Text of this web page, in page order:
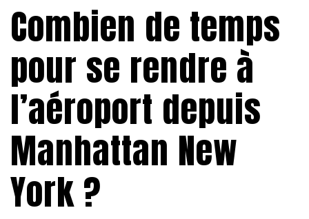
Combien de temps
pour se rendre à
l’aéroport depuis
Manhattan New
York ?